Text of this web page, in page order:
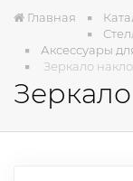
Главная
Аксессуары
Зеркало